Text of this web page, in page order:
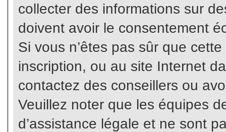
collecter des informations sur
doivent avoir le consentement
Si vous n’êtes pas sûr que
inscription, ou au site Internet
contactez des conseillers ou
Veuillez noter que les équipes
d’assistance légale et ne sont